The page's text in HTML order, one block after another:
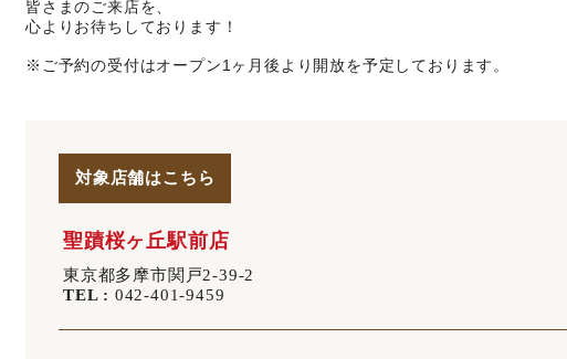
皆さまのご来店を、
心よりお待ちしております！
※ご予約の受付はオープン1ヶ月後より開放を予定しております。
対象店舗はこちら
聖蹟桜ヶ丘駅前店
東京都多摩市関戸2‐39‐2
TEL : 042-401-9459